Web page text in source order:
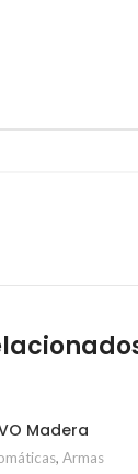
Madera
, Armas